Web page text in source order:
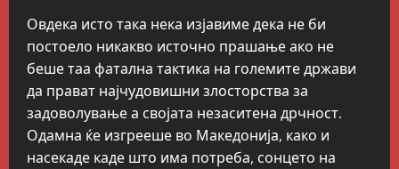
Овдека исто така нека изјавиме дека не би
постоело никакво источно прашање ако не
беше таа фатална тактика на големите држави
да прават најчудовишни злосторства за
задоволување а својата незаситена дрчност.
Одамна ќе изгрееше во Македонија, како и
насекаде каде што има потреба, сонцето на